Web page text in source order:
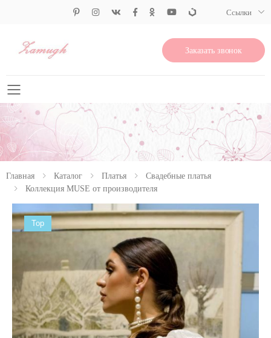
Ссылки
Заказать звонок
Свернуть меню
Главная Каталог Платья
Свадебные платья
Коллекция MUSE от производителя
Top